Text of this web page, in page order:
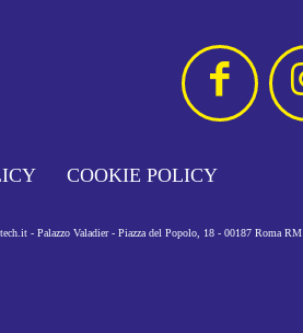
COOKIE POLICY
- Palazzo Valadier - Piazza del Popolo, 18 - 00187 Roma RM